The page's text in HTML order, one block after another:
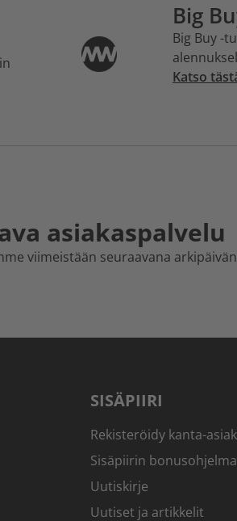
Big
Big Buy -
Katso
asiakaspalvelu
viimeistään seuraavana
SISÄPIIRI
Rekisteröidy kanta-
Sisäpiirin bonusohjelma
Uutiskirje
Uutiset ja artikkelit